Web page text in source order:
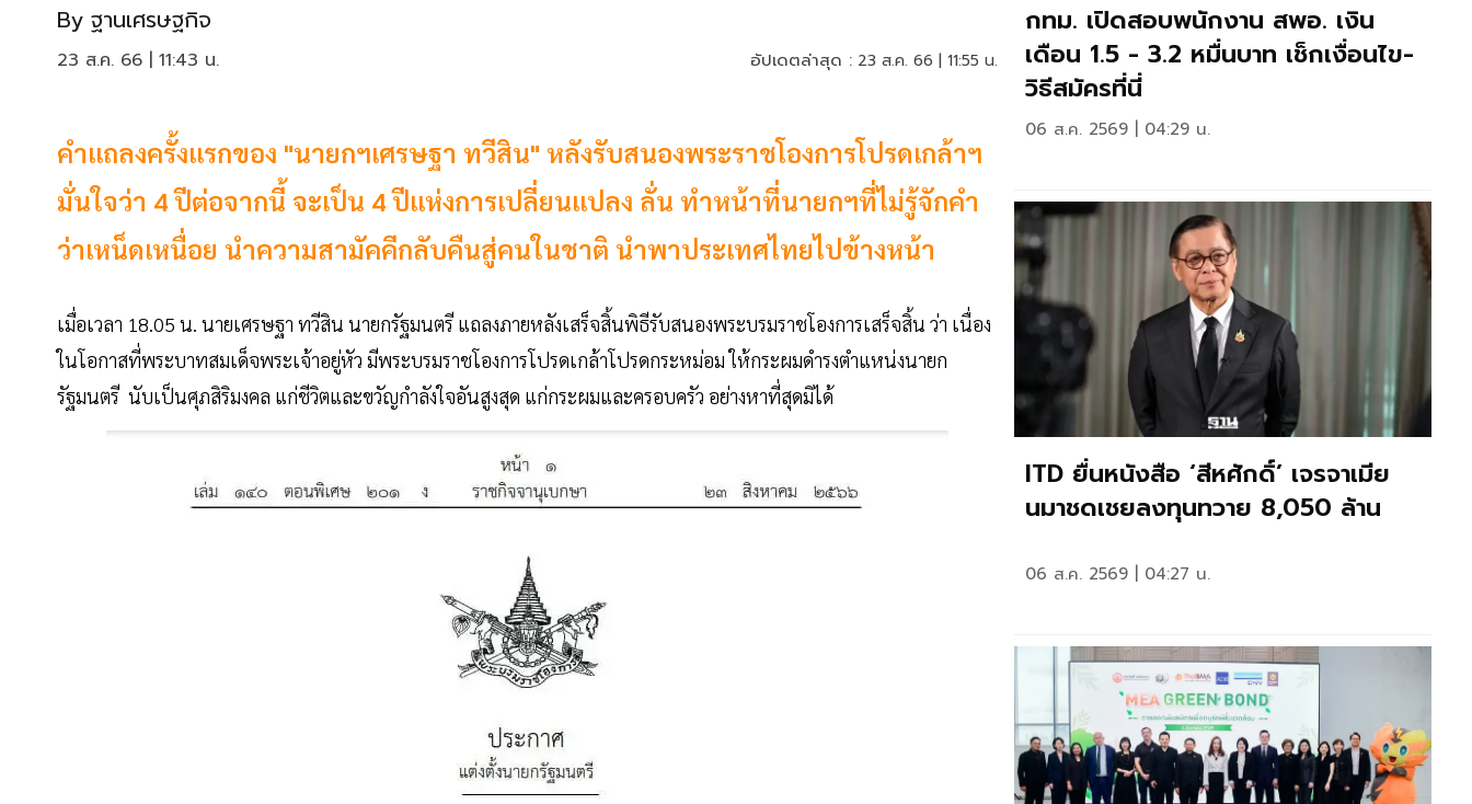
By ฐานเศรษฐกิจ
23 ส.ค. 66 | 11:43 น. อัปเดตล่าสุด : 23 ส.ค. 66 | 11:55 น.
คำแถลงครั้งแรกของ "นายกฯเศรษฐา ทวีสิน" หลังรับสนองพระราชโองการโปรดเกล้าฯ
มั่นใจว่า 4 ปีต่อจากนี้ จะเป็น 4 ปีแห่งการเปลี่ยนแปลง ลั่น ทำหน้าที่นายกฯที่ไม่รู้จักคำ
ว่าเหน็ดเหนื่อย นำความสามัคคีกลับคืนสู่คนในชาติ นำพาประเทศไทยไปข้างหน้า
เมื่อเวลา 18.05 น. นายเศรษฐา ทวีสิน นายกรัฐมนตรี แถลงภายหลังเสร็จสิ้นพิธีรับสนองพระบรมราชโองการเสร็จสิ้น ว่า เนื่อง
ในโอกาสที่พระบาทสมเด็จพระเจ้าอยู่หัว มีพระบรมราชโองการโปรดเกล้าโปรดกระหม่อม ให้กระผมดำรงตำแหน่งนายก
รัฐมนตรี นับเป็นศุภสิริมงคล แก่ชีวิตและขวัญกำลังใจอันสูงสุด แก่กระผมและครอบครัว อย่างหาที่สุดมิได้
กทม. เปิดสอบพนักงาน สพอ. เงิน
เดือน 1.5 - 3.2 หมื่นบาท เช็กเงื่อนไข-
วิธีสมัครที่นี่
06 ส.ค. 2569 | 04:29 น.
ITD ยื่นหนังสือ ‘สีหศักดิ์’ เจรจาเมีย
นมาชดเชยลงทุนทวาย 8,050 ล้าน
06 ส.ค. 2569 | 04:27 น.